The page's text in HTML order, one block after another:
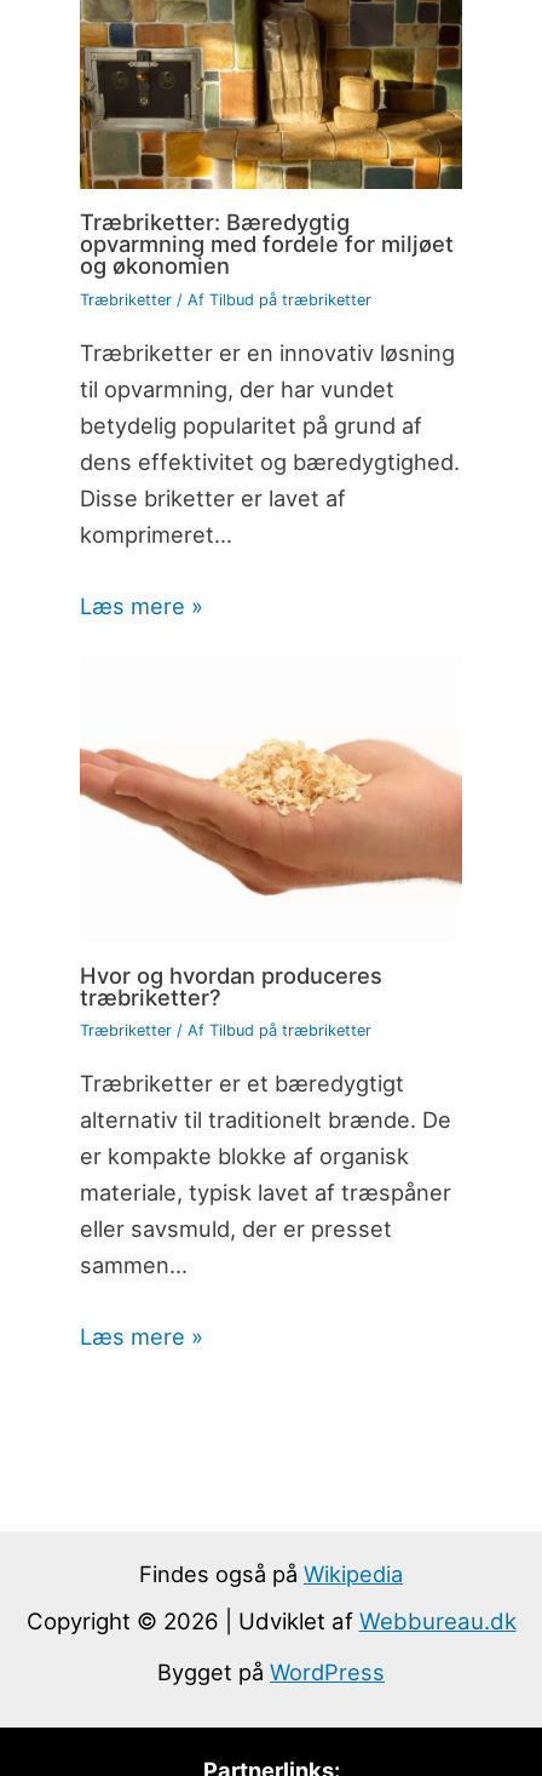
Træbriketter: Bæredygtig
opvarmning med fordele for miljøet
og økonomien
Træbriketter/ Af Tilbud på træbriketter
Træbriketter er en innovativ løsning
til opvarmning, der har vundet
betydelig popularitet på grund af
dens effektivitet og bæredygtighed.
Disse briketter er lavet af
komprimeret…
Læs mere »
Hvor og hvordan produceres
træbriketter?
Træbriketter/ Af Tilbud på træbriketter
Træbriketter er et bæredygtigt
alternativ til traditionelt brænde. De
er kompakte blokke af organisk
materiale, typisk lavet af træspåner
eller savsmuld, der er presset
sammen…
Læs mere »
Findes også på Wikipedia
Copyright © 2026 | Udviklet af Webbureau.dk
Bygget på WordPress
Partnerlinks: